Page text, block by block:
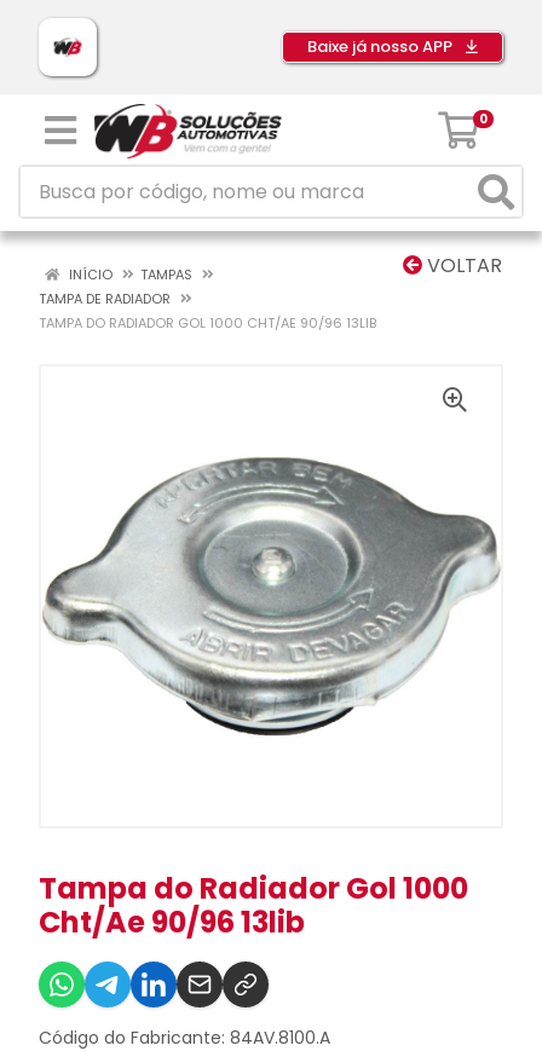
Baixe já nosso APP
0
VOLTAR
INÍCIO
TAMPAS
TAMPA DE RADIADOR
TAMPA DO RADIADOR GOL 1000 CHT/AE 90/96 13LIB
Tampa do Radiador Gol 1000
Cht/Ae 90/96 13lib
Código do Fabricante: 84AV.8100.A